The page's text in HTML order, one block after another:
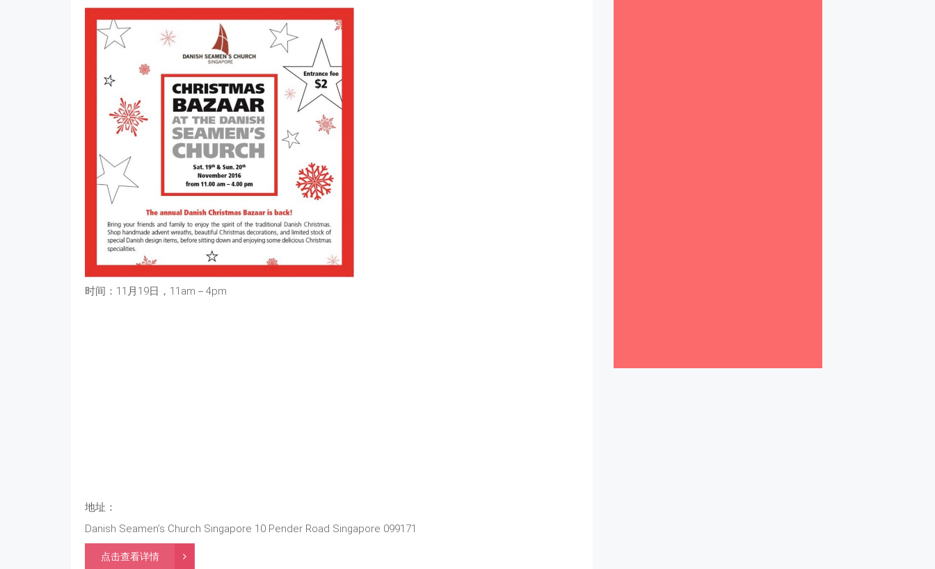
时间：11月19日，11am－4pm
地址：
Danish Seamen’s Church Singapore 10 Pender Road Singapore 099171
点击查看详情